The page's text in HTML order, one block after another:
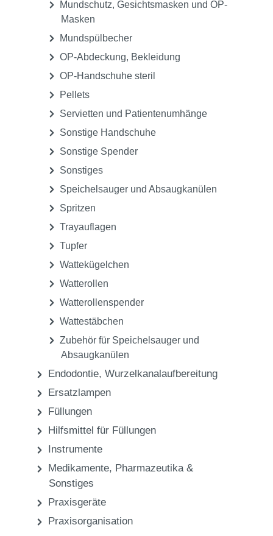
Mundschutz, Gesichtsmasken und OP-
Masken
Mundspülbecher
OP-Abdeckung, Bekleidung
OP-Handschuhe steril
Pellets
Servietten und Patientenumhänge
Sonstige Handschuhe
Sonstige Spender
Sonstiges
Speichelsauger und Absaugkanülen
Spritzen
Trayauflagen
Tupfer
Wattekügelchen
Watterollen
Watterollenspender
Wattestäbchen
Zubehör für Speichelsauger und
Absaugkanülen
Endodontie, Wurzelkanalaufbereitung
Ersatzlampen
Füllungen
Hilfsmittel für Füllungen
Instrumente
Medikamente, Pharmazeutika &
Sonstiges
Praxisgeräte
Praxisorganisation